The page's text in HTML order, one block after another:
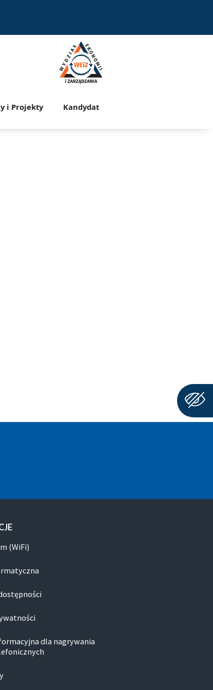
i Projekty Kandydat
(WiFi)
dla nagrywania